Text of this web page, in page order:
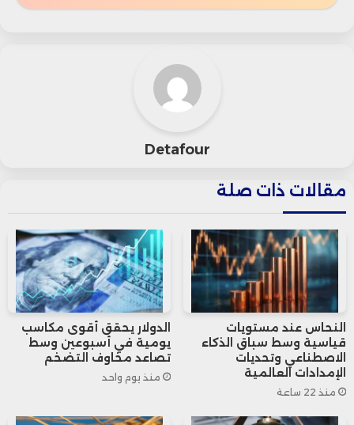
محدود بربع نقطة مئوية.
ورغم ذلك، أكد هاسيت أن القرار يعكس سياسة
حكيمة، قائلاً: “الخلاصة هي التحرك بوتيرة
وأشار المسؤول إلى أن الاقتصاد الأمريكي
يشهد نمواً قوياً تجاوز 3% خلال الربع الثالث،
وهو معدل لا يبرر عادة خفض أسعار الفائدة،
مؤكداً على أهمية تقييم كافة المتغيرات
الاقتصادية قبل اتخاذ أي قرارات مستقبلية
بشأن الفائدة.
Detafour
مقالات ذات صلة
النحاس عند مستويات
قياسية وسط سباق الذكاء
الاصطناعي وتحديات
الإمدادات العالمية
منذ 22 ساعة
الدولار يحقق أقوى مكاسب
يومية في أسبوعين وسط
تصاعد مخاوف التضخم
منذ يوم واحد